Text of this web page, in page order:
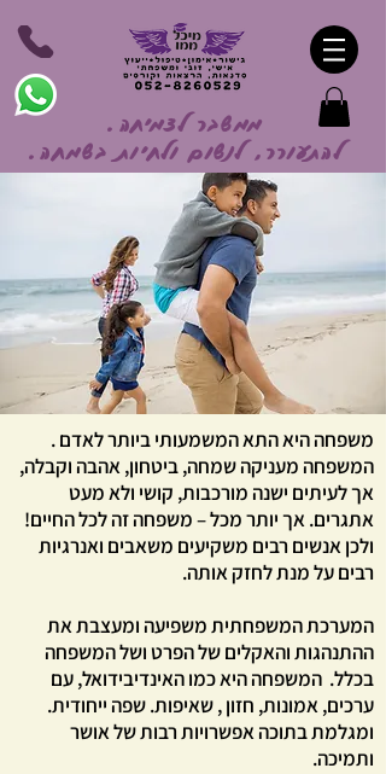
ממשבר לצמיחה.
להתעורר, לנשום ולחיות בשמחה.
משפחה היא התא המשמעותי ביותר לאדם .
המשפחה מעניקה שמחה, ביטחון, אהבה וקבלה,
אך לעיתים ישנה מורכבות, קושי ולא מעט
אתגרים. אך יותר מכל – משפחה זה לכל החיים!
ולכן אנשים רבים משקיעים משאבים ואנרגיות
רבים על מנת לחזק אותה.
המערכת המשפחתית משפיעה ומעצבת את
ההתנהגות והאקלים של הפרט ושל המשפחה
בכלל. המשפחה היא כמו האינדיבידואל, עם
ערכים, אמונות, חזון , שאיפות. שפה ייחודית.
ומגלמת בתוכה אפשרויות רבות של אושר
ותמיכה.